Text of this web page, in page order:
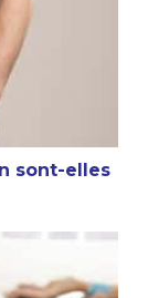
sont-elles
musculation ?